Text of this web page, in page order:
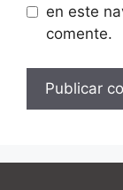
en este
comente.